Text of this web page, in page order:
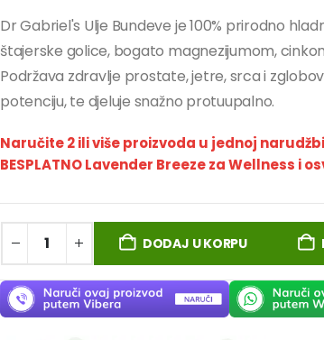
Dr Gabriel's Ulje Bundeve je 100% prirodno
štajerske golice, bogato magnezijumom,
Podržava zdravlje prostate, jetre, srca i
potenciju, te djeluje snažno protuupalno.
Naručite 2 ili više proizvoda u jednoj
BESPLATNO Lavender Breeze za Wellness i
DODAJ U KORPU